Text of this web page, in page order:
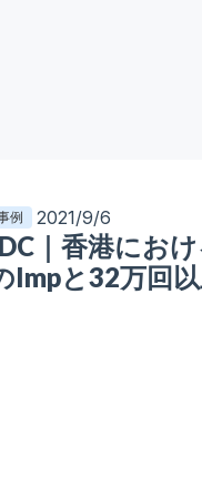
例 2021/9/6
｜香港にお
Impと32万回